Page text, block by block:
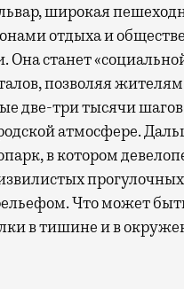
широкая
отдыха и
Она станет
позволяя жителям
две-три тысячи
атмосфере.
в котором
Что может
в тишине и в